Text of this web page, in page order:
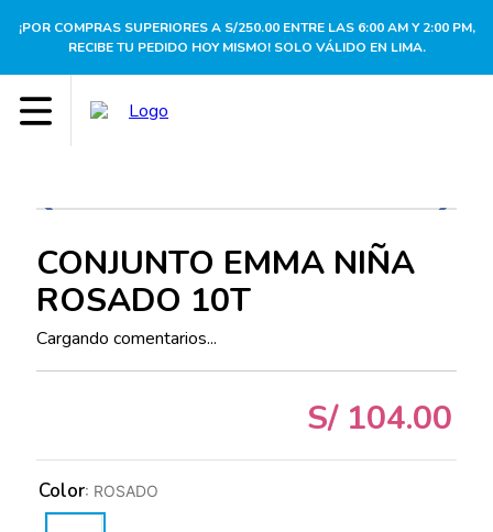
¡POR COMPRAS SUPERIORES A S/250.00 ENTRE LAS 6:00 AM Y 2:00 PM,
RECIBE TU PEDIDO HOY MISMO! SOLO VÁLIDO EN LIMA.
CONJUNTO EMMA NIÑA
ROSADO 10T
Cargando comentarios...
S/ 104.00
Color: ROSADO